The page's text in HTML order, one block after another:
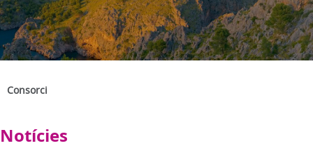
Consorci
Notícies